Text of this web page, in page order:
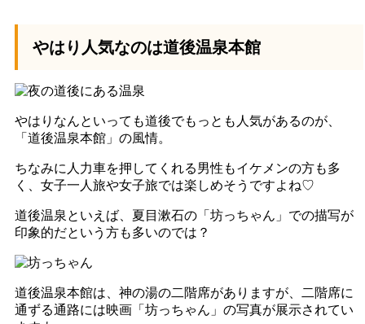
やはり人気なのは道後温泉本館
やはりなんといっても道後でもっとも人気があるのが、
「道後温泉本館」の風情。
ちなみに人力車を押してくれる男性もイケメンの方も多
く、女子一人旅や女子旅では楽しめそうですよね♡
道後温泉といえば、夏目漱石の「坊っちゃん」での描写が
印象的だという方も多いのでは？
道後温泉本館は、神の湯の二階席がありますが、二階席に
通ずる通路には映画「坊っちゃん」の写真が展示されてい